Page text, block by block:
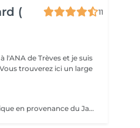
(
11
l'ANA de Trèves et je suis
Le Reiki est un travail énergétique holistique en provenance du Japon. Par l'imposition des mains, le flux d'énergie dans le corps est harmonisé et les capacités d'auto-guérison sont activées.